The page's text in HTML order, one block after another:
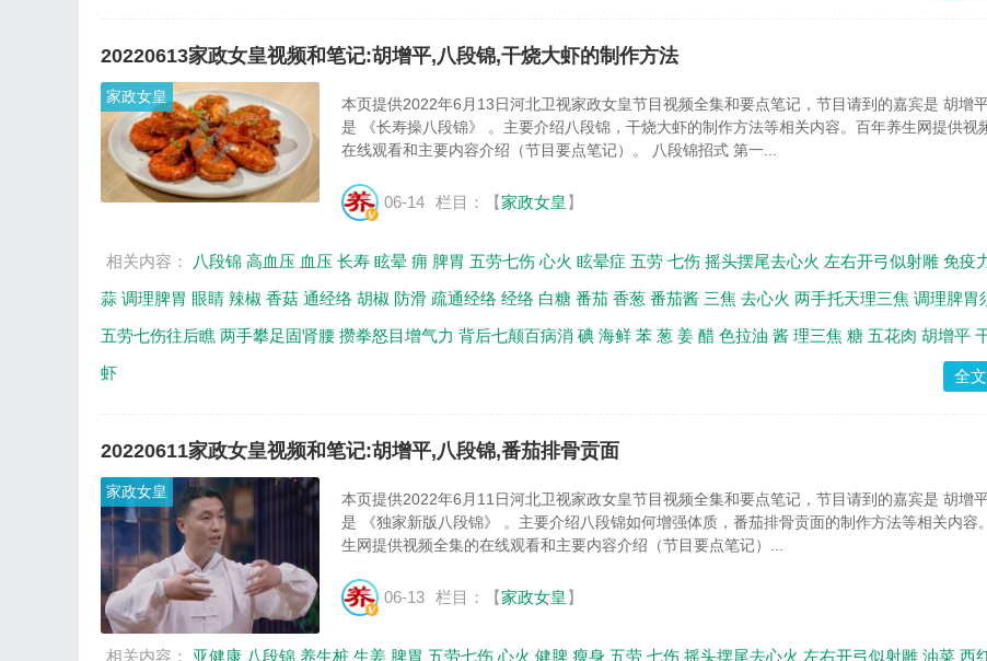
20220613家政女皇视频和笔记:胡增平,八段锦,干烧大虾的制作方法
家政女皇
本页提供2022年6月13日河北卫视家政女皇节目视频全集和要点笔记，节目请到的嘉宾是 胡增
是 《长寿操八段锦》 。主要介绍八段锦，干烧大虾的制作方法等相关内容。百年养生网提供视
在线观看和主要内容介绍（节目要点笔记）。 八段锦招式 第一...
06-14 栏目：【家政女皇 】
相关内容： 八段锦 高血压 血压 长寿 眩晕 痈 脾胃 五劳七伤 心火 眩晕症 五劳 七伤 摇头摆尾去心火 左右开弓似射雕 免疫
蒜 调理脾胃 眼睛 辣椒 香菇 通经络 胡椒 防滑 疏通经络 经络 白糖 番茄 香葱 番茄酱 三焦 去心火 两手托天理三焦 调理脾胃
五劳七伤往后瞧 两手攀足固肾腰 攒拳怒目增气力 背后七颠百病消 碘 海鲜 苯 葱 姜 醋 色拉油 酱 理三焦 糖 五花肉 胡增平
虾
全
20220611家政女皇视频和笔记:胡增平,八段锦,番茄排骨贡面
家政女皇
本页提供2022年6月11日河北卫视家政女皇节目视频全集和要点笔记，节目请到的嘉宾是 胡增
是 《独家新版八段锦》 。主要介绍八段锦如何增强体质，番茄排骨贡面的制作方法等相关内容
生网提供视频全集的在线观看和主要内容介绍（节目要点笔记）...
06-13 栏目：【家政女皇 】
相关内容： 亚健康 八段锦 养生桩 生姜 脾胃 五劳七伤 心火 健脾 瘦身 五劳 七伤 摇头摆尾去心火 左右开弓似射雕 油菜 西